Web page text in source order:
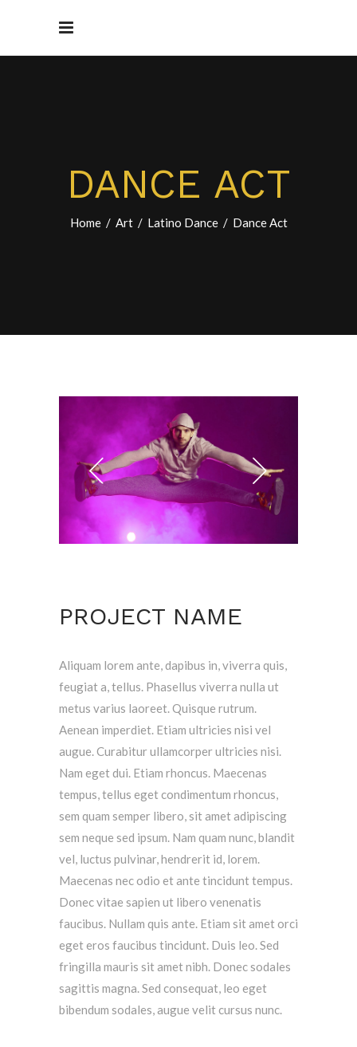
DANCE ACT
Home/ Art/ Latino Dance/ Dance Act
PROJECT NAME
Aliquam lorem ante, dapibus in, viverra quis,
feugiat a, tellus. Phasellus viverra nulla ut
metus varius laoreet. Quisque rutrum.
Aenean imperdiet. Etiam ultricies nisi vel
augue. Curabitur ullamcorper ultricies nisi.
Nam eget dui. Etiam rhoncus. Maecenas
tempus, tellus eget condimentum rhoncus,
sem quam semper libero, sit amet adipiscing
sem neque sed ipsum. Nam quam nunc, blandit
vel, luctus pulvinar, hendrerit id, lorem.
Maecenas nec odio et ante tincidunt tempus.
Donec vitae sapien ut libero venenatis
faucibus. Nullam quis ante. Etiam sit amet orci
eget eros faucibus tincidunt. Duis leo. Sed
fringilla mauris sit amet nibh. Donec sodales
sagittis magna. Sed consequat, leo eget
bibendum sodales, augue velit cursus nunc.